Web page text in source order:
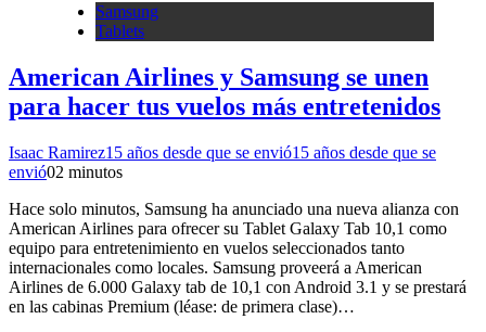
Samsung
Tablets
American Airlines y Samsung se unen
para hacer tus vuelos más entretenidos
Isaac Ramirez15 años desde que se envió15 años desde que se
envió02 minutos
Hace solo minutos, Samsung ha anunciado una nueva alianza con
American Airlines para ofrecer su Tablet Galaxy Tab 10,1 como
equipo para entretenimiento en vuelos seleccionados tanto
internacionales como locales. Samsung proveerá a American
Airlines de 6.000 Galaxy tab de 10,1 con Android 3.1 y se prestará
en las cabinas Premium (léase: de primera clase)…